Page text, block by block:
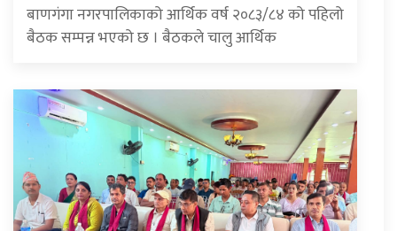
बाणगंगा नगरपालिकाको आर्थिक वर्ष २०८३/८४ को पहिलो
बैठक सम्पन्न भएको छ । बैठकले चालु आर्थिक